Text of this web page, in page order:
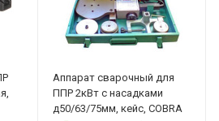
Аппарат сварочный для
ППР 2кВт с насадками
д50/63/75мм, кейс, COBRA